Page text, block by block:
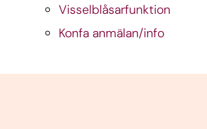
Visselblåsarfunktion
Konfa anmälan/info